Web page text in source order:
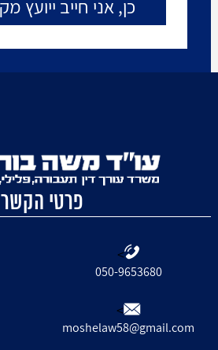
פרטי הקשר
>
050-9653680
>
moshelaw58@gmail.com